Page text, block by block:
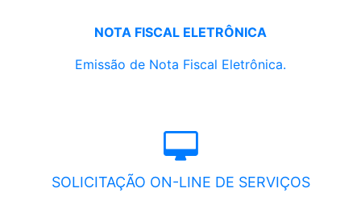
NOTA FISCAL ELETRÔNICA
Emissão de Nota Fiscal Eletrônica.
SOLICITAÇÃO ON-LINE DE SERVIÇOS